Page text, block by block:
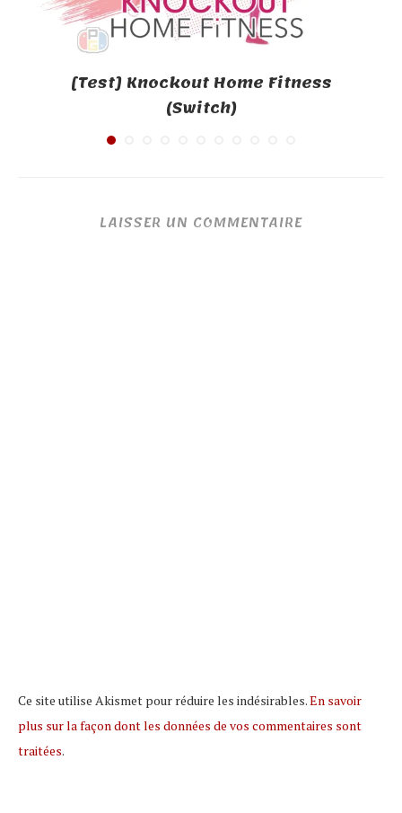
[Test] Knockout Home Fitness
(Switch)
LAISSER UN COMMENTAIRE
Ce site utilise Akismet pour réduire les indésirables.En savoir
plus sur la façon dont les données de vos commentaires sont
traitées.